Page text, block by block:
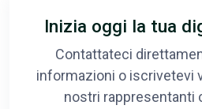
Inizia oggi la tua
Contattateci
informazioni o iscrivetevi
nostri rappresentanti